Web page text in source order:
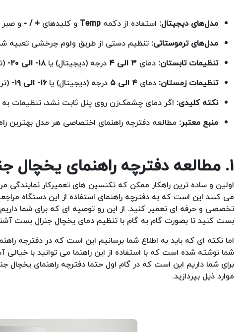
مدل‌های دیجیتال: استفاده از دکمه Temp و کلیدهای + / - و
مدل‌های ترموستاتی: تنظیم دستی از طریق ولوم چرخشی تعبیه
تنظیمات تابستان: دمای ۳ الی ۴ درجه (دیجیتال) یا۱۸- الی ۲۰-
تنظیمات زمستان: دمای ۴ الی ۵ درجه (دیجیتال) یا۱۶- الی ۱۹-
نکته کلیدی: اگر دمای چشمک‌زن روی پنل ثابت نشد، تنظیمات به
منبع معتبر: مطالعه دفترچه راهنمای اختصاصی هر مدل بهترین
۱. مطالعه دفترچه راهنمای یخچال جنرال بست
اولین و ساده ترین راهکار ممکن که تکنسین های تعمیرکار نمایندگی
می کنند این است که به دفترچه راهنمای استفاده از این دستگاه
تخصصی و حرفه ای تعمیر کنید. از این رو توصیه ای که برای شما
بست کنید تا بصورت گام به گام با تنظیم دمای یخچال جنرال بست
اما نکته ای که باید به اطلاع شما برسانیم این است که در دفترچه
شما نوشته شده است که با استفاده از این راهنما می توانید با
برای شما داریم این است که در گام اول حتما دفترچه راهنمای یخچال
موارد ذیل بپردازید.